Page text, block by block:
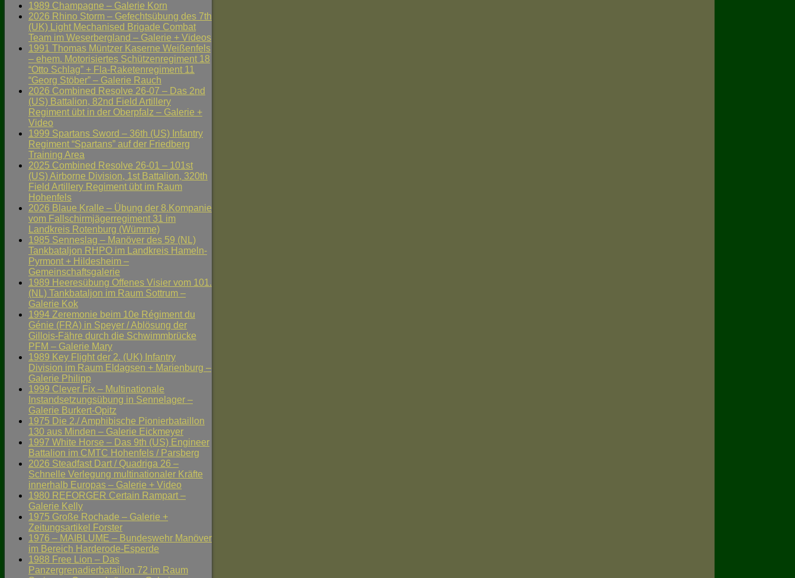
1989 Champagne – Galerie Korn
2026 Rhino Storm – Gefechtsübung des 7th
(UK) Light Mechanised Brigade Combat
Team im Weserbergland – Galerie + Videos
1991 Thomas Müntzer Kaserne Weißenfels
– ehem. Motorisiertes Schützenregiment 18
“Otto Schlag” + Fla-Raketenregiment 11
“Georg Stöber” – Galerie Rauch
2026 Combined Resolve 26-07 – Das 2nd
(US) Battalion, 82nd Field Artillery
Regiment übt in der Oberpfalz – Galerie +
Video
1999 Spartans Sword – 36th (US) Infantry
Regiment “Spartans” auf der Friedberg
Training Area
2025 Combined Resolve 26-01 – 101st
(US) Airborne Division, 1st Battalion, 320th
Field Artillery Regiment übt im Raum
Hohenfels
2026 Blaue Kralle – Übung der 8.Kompanie
vom Fallschirmjägerregiment 31 im
Landkreis Rotenburg (Wümme)
1985 Senneslag – Manöver des 59 (NL)
Tankbataljon RHPO im Landkreis Hameln-
Pyrmont + Hildesheim –
Gemeinschaftsgalerie
1989 Heeresübung Offenes Visier vom 101.
(NL) Tankbataljon im Raum Sottrum –
Galerie Kok
1994 Zeremonie beim 10e Régiment du
Génie (FRA) in Speyer / Ablösung der
Gillois-Fähre durch die Schwimmbrücke
PFM – Galerie Mary
1989 Key Flight der 2. (UK) Infantry
Division im Raum Eldagsen + Marienburg –
Galerie Philipp
1999 Clever Fix – Multinationale
Instandsetzungsübung in Sennelager –
Galerie Burkert-Opitz
1975 Die 2./ Amphibische Pionierbataillon
130 aus Minden – Galerie Eickmeyer
1997 White Horse – Das 9th (US) Engineer
Battalion im CMTC Hohenfels / Parsberg
2026 Steadfast Dart / Quadriga 26 –
Schnelle Verlegung multinationaler Kräfte
innerhalb Europas – Galerie + Video
1980 REFORGER Certain Rampart –
Galerie Kelly
1975 Große Rochade – Galerie +
Zeitungsartikel Forster
1976 – MAIBLUME – Bundeswehr Manöver
im Bereich Harderode-Esperde
1988 Free Lion – Das
Panzergrenadierbataillon 72 im Raum